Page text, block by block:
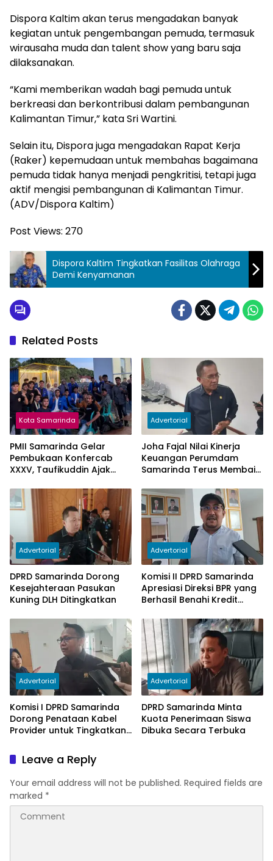
Dispora Kaltim akan terus mengadakan banyak
kegiatan untuk pengembangan pemuda, termasuk
wirausaha muda dan talent show yang baru saja
dilaksanakan.
“Kami memberikan wadah bagi pemuda untuk
berkreasi dan berkontribusi dalam pembangunan
Kalimantan Timur,” kata Sri Wartini.
Selain itu, Dispora juga mengadakan Rapat Kerja
(Raker) kepemudaan untuk membahas bagaimana
pemuda tidak hanya menjadi pengkritisi, tetapi juga
aktif mengisi pembangunan di Kalimantan Timur.
(ADV/Dispora Kaltim)
Post Views: 270
Dispora Kaltim Tingkatkan Fasilitas Olahraga
Demi Kenyamanan
Related Posts
Kota Samarinda
PMII Samarinda Gelar
Pembukaan Konfercab
XXXV, Taufikuddin Ajak
Persatuan
Advertorial
Joha Fajal Nilai Kinerja
Keuangan Perumdam
Samarinda Terus Membaik,
Subsidi Berkurang
Advertorial
DPRD Samarinda Dorong
Kesejahteraan Pasukan
Kuning DLH Ditingkatkan
Advertorial
Komisi II DPRD Samarinda
Apresiasi Direksi BPR yang
Berhasil Benahi Kredit
Advertorial
Komisi I DPRD Samarinda
Dorong Penataan Kabel
Provider untuk Tingkatkan
Advertorial
DPRD Samarinda Minta
Kuota Penerimaan Siswa
Dibuka Secara Terbuka
Leave a Reply
Your email address will not be published. Required fields are
marked *